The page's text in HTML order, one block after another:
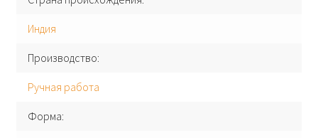
Индия
Производство
Ручная работа
Форма